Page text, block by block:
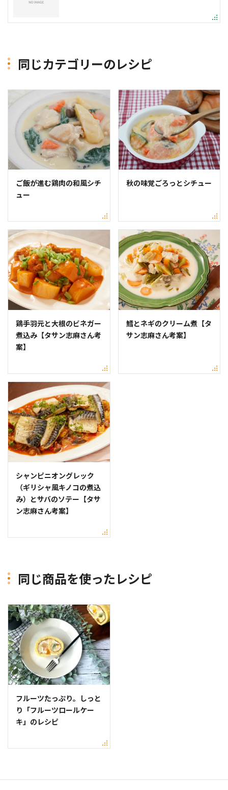
同じカテゴリーのレシピ
ご飯が進む鶏肉の和風シチ
ュー
秋の味覚ごろっとシチュー
鶏手羽元と大根のビネガー
煮込み【タサン志麻さん考
案】
鱈とネギのクリーム煮【タ
サン志麻さん考案】
シャンピニオングレック
（ギリシャ風キノコの煮込
み）とサバのソテー【タサ
ン志麻さん考案】
同じ商品を使ったレシピ
フルーツたっぷり。しっと
り「フルーツロールケー
キ」のレシピ